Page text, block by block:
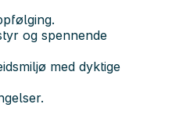
og spennende
med dyktige